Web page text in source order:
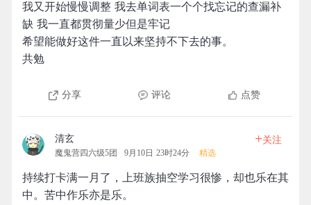
我又开始慢慢调整 我去单词表一个个找忘记的查漏补
缺 我一直都贯彻量少但是牢记
希望能做好这件一直以来坚持不下去的事。
共勉
分享 评论 点赞
清玄
魔鬼营四六级5团 9月10日 23时24分 精选
+关注
持续打卡满一月了，上班族抽空学习很惨，却也乐在其
中。苦中作乐亦是乐。